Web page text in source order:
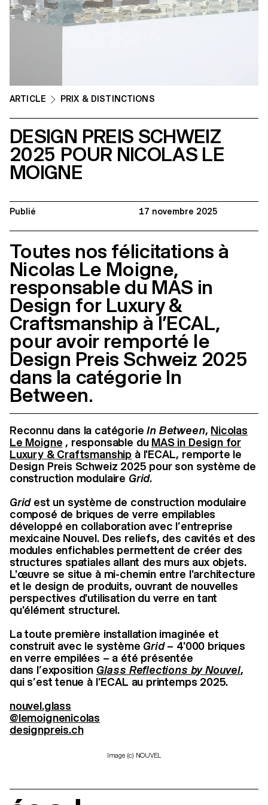
ARTICLE PRIX & DISTINCTIONS
DESIGN PREIS SCHWEIZ
2025 POUR NICOLAS LE
MOIGNE
Publié 17 novembre 2025
Toutes nos félicitations à
Nicolas Le Moigne,
responsable du MAS in
Design for Luxury &
Craftsmanship à l’ECAL,
pour avoir remporté le
Design Preis Schweiz 2025
dans la catégorie In
Between.
Reconnu dans la catégorieIn Between, Nicolas
Le Moigne , responsable du MAS in Design for
Luxury & Craftsmanship à l'ECAL, remporte le
Design Preis Schweiz 2025 pour son système de
construction modulaire Grid.
Gridest un système de construction modulaire
composé de briques de verre empilables
développé en collaboration avec l’entreprise
mexicaine Nouvel. Des reliefs, des cavités et des
modules enfichables permettent de créer des
structures spatiales allant des murs aux objets.
L'œuvre se situe à mi-chemin entre l'architecture
et le design de produits, ouvrant de nouvelles
perspectives d'utilisation du verre en tant
qu'élément structurel.
La toute première installation imaginée et
construit avec le système Grid– 4'000 briques
en verre empilées – a été présentée
dans l’exposition Glass Reflections by Nouvel,
qui s’est tenue à l’ECAL au printemps 2025.
nouvel.glass
@lemoignenicolas
designpreis.ch
Image (c) NOUVEL